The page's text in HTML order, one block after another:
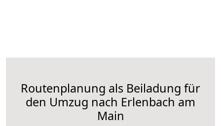
Routenplanung als Beiladung für
den Umzug nach Erlenbach am
Main